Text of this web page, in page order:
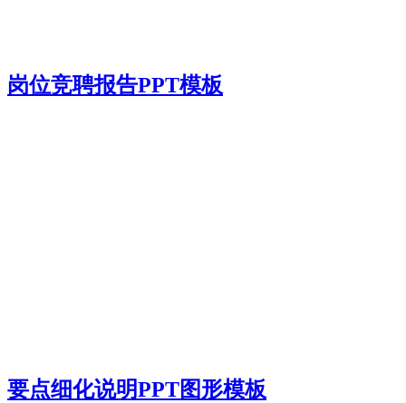
岗位竞聘报告PPT模板
要点细化说明PPT图形模板